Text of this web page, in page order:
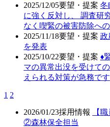
2025/12/05要望・提案 冬
に強く反対し、 調査研
なく喫緊の被害防除へ
2025/11/18要望・提案 政
を発表
2025/10/22要望・提案 ♦️
マの異常出没を受けて
えられる対策が急務です
1 2
2026/01/23採用情報
【
②森林保全担当